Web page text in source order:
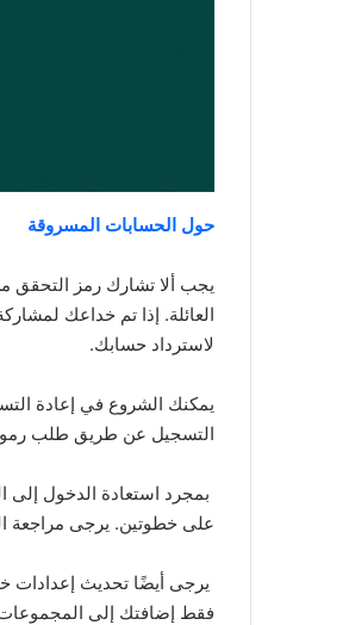
حول الحسابات المسروقة
يجب ألا تشارك رمز التحقق
العائلة. إذا تم خداعك
لاسترداد حسابك.
يمكنك الشروع في إعادة
التسجيل عن طريق طلب
بمجرد استعادة الدخول
على خطوتين. يرجى مراجعة
يرجى أيضًا تحديث إعدادات
فقط إضافتك إلى المجموعات